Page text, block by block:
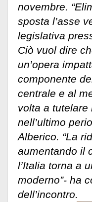
novembre.
sposta l’asse
legislativa
Ciò vuol dire
un’opera
componente
centrale e al
volta a tutelare
nell’ultimo
Alberico. “La
aumentando il
l’Italia torna a
moderno”- ha
dell’incontro.